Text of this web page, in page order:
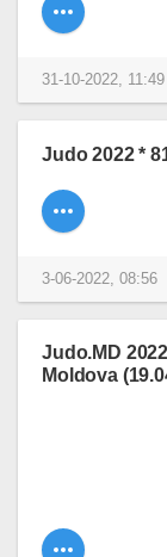
31-10-2022, 11:49
Judo 2022 *
3-06-2022, 08:56
Judo.MD
Moldova